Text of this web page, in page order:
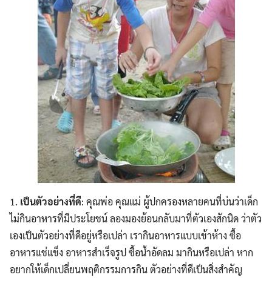
1. เป็นตัวอย่างที่ดี: คุณพ่อ คุณแม่ ผู้ปกครองหลายคนที่บ่นว่าเด็ก
ไม่กินอาหารที่มีประโยชน์ ลองมองย้อนกลับมาที่ตัวเองสักนิด ว่าตัว
เองเป็นตัวอย่างที่ดีอยู่หรือเปล่า เรากินอาหารแบบเข้าห้าง ซื้อ
อาหารแช่แข็ง อาหารสำเร็จรูป ซื้อน้ำอัดลม มากินหรือเปล่า หาก
อยากให้เด็กเปลี่ยนพฤติกรรมการกิน ตัวอย่างที่ดีเป็นสิ่งสำคัญ